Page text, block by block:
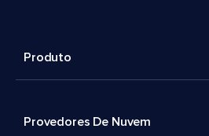
Produto
Provedores De Nuvem